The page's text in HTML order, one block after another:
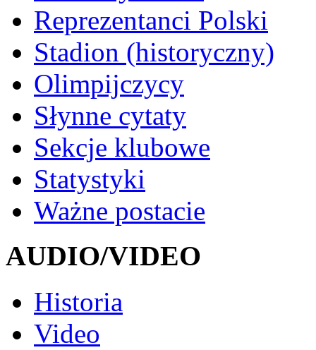
Reprezentanci Polski
Stadion (historyczny)
Olimpijczycy
Słynne cytaty
Sekcje klubowe
Statystyki
Ważne postacie
AUDIO/VIDEO
Historia
Video